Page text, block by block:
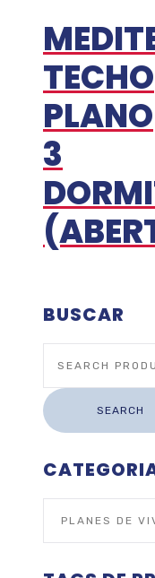
TECHO
PLANO
3
BUSCAR
for:
SEARCH